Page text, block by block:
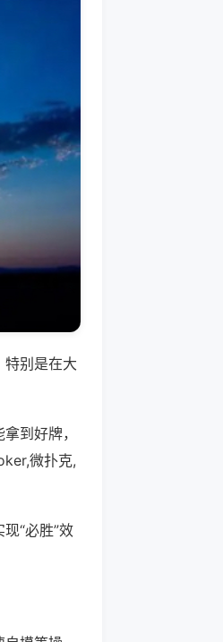
特别是在大
到好牌，
微扑克,
“必胜”效